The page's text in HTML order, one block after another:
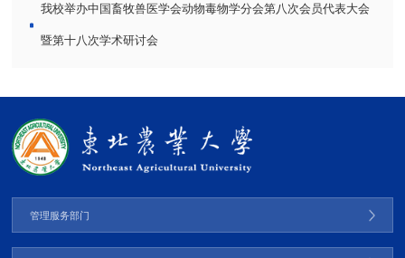
我校举办中国畜牧兽医学会动物毒物学分会第八次会员代表大会
暨第十八次学术研讨会
管理服务部门